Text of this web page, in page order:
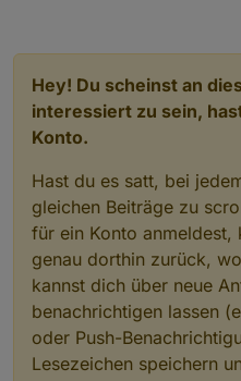
Hey! Du scheinst an
interessiert zu sein,
Konto.
Hast du es satt, bei
gleichen Beiträge zu
für ein Konto anmeldest,
genau dorthin zurück,
kannst dich über neue
benachrichtigen lassen
oder Push-
Lesezeichen speichern